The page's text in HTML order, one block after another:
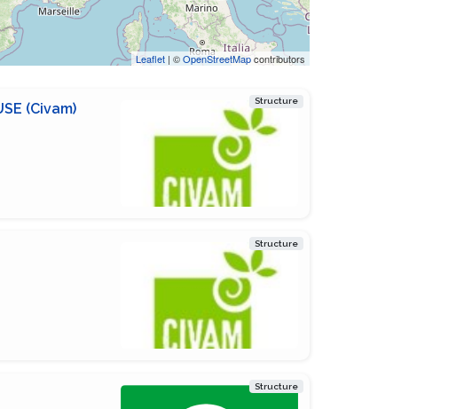
Leaflet | ©OpenStreetMapcontributors
Structure
(Civam)
Structure
Structure